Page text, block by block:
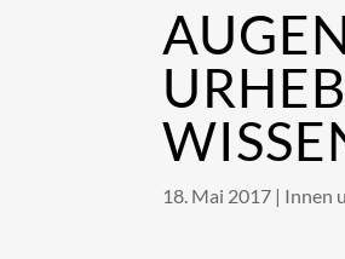
18. Mai 2017 | Innen